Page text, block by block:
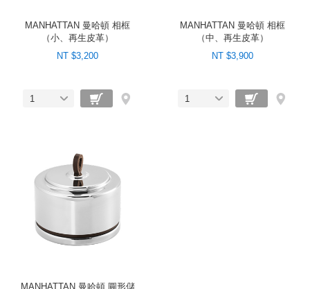
MANHATTAN 曼哈頓 相框
（小、再生皮革）
NT $3,200
1
MANHATTAN 曼哈頓 相框
（中、再生皮革）
NT $3,900
1
MANHATTAN 曼哈頓 圓形儲